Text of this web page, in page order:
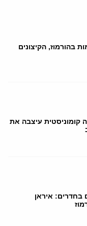
בהורמוז, הקיצונים
קומוניסטית עיצבה את
בחדרים: איראן